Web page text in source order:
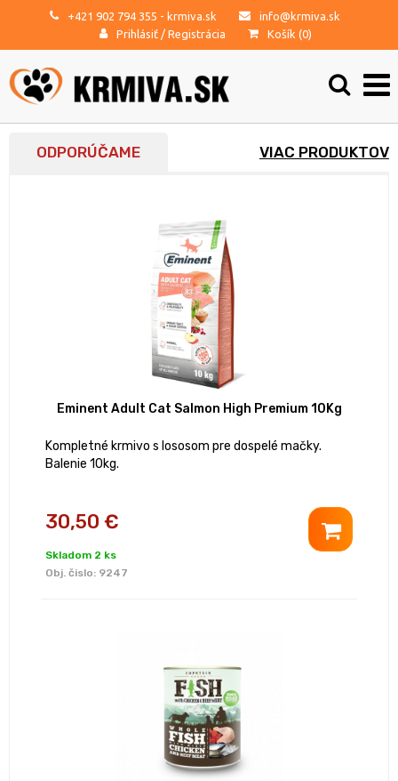
+421 902 794 355 - krmiva.sk
info@krmiva.sk
Prihlásiť / Registrácia Košík (0)
ODPORÚČAME VIAC PRODUKTOV
Eminent Adult Cat Salmon High Premium 10Kg
Kompletné krmivo s lososom pre dospelé mačky.
Balenie 10kg.
30,50 €
Skladom 2 ks
Obj. čislo: 9247